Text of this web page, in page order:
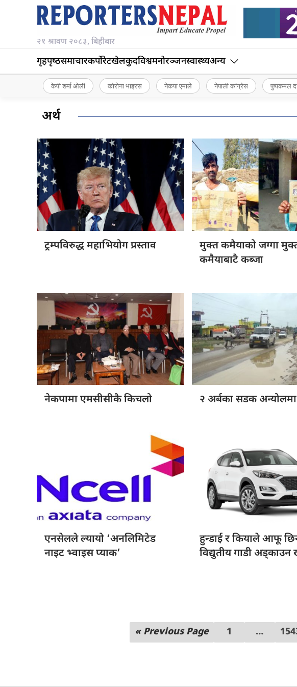
२१ श्रावण २०८३, बिहीबार
गृहपृष्‍ठसमाचारकर्पोरेटखेलकुदविश्वमनोरञ्जनस्वास्थ्यअन्य
केपी शर्मा ओली कोरोना भाइरस नेकपा एमाले नेपाली कांग्रेस पुष्पकमल
अर्थ
ट्रम्पविरुद्ध महाभियोगप्रस्ताव मुक्त कमैयाकोजग्गा
कमैयाबाटै कब्जा
नेकपामा एमसीसीकैकिचलो २ अर्बकासडक अन्योलमा
एनसेलले ल्यायो ‘अनलिमिटेड
नाइट भ्वाइस प्याक’
हुन्डाई रकियाले आफू
विद्युतीय गाडी अड्काउन
« Previous Page 1 …